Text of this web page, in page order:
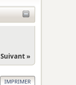
Suivant »
IMPRIMER